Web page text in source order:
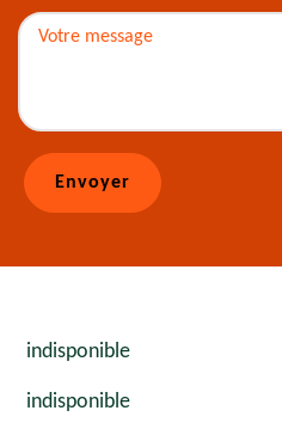
indisponible
indisponible